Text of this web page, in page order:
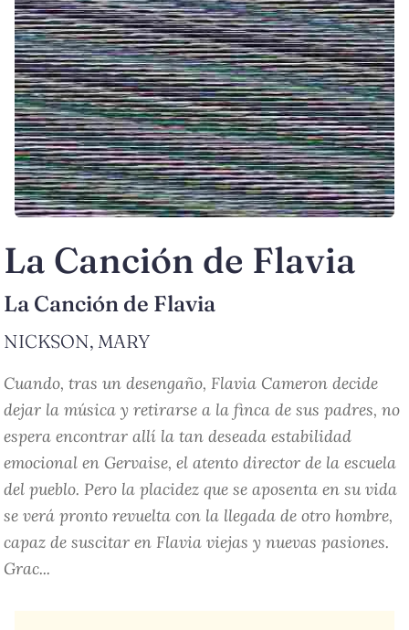
La Canción de Flavia
La Canción de Flavia
NICKSON, MARY
Cuando, tras un desengaño, Flavia Cameron decide
dejar la música y retirarse a la finca de sus padres, no
espera encontrar allí la tan deseada estabilidad
emocional en Gervaise, el atento director de la escuela
del pueblo. Pero la placidez que se aposenta en su vida
se verá pronto revuelta con la llegada de otro hombre,
capaz de suscitar en Flavia viejas y nuevas pasiones.
Grac...